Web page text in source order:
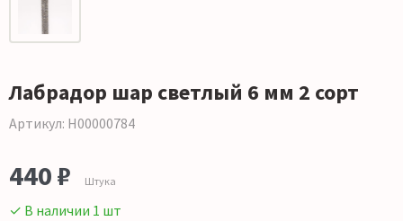
Лабрадор шар светлый 6 мм 2 сорт
Артикул: Н00000784
440 ₽ Штука
✓ В наличии 1 шт